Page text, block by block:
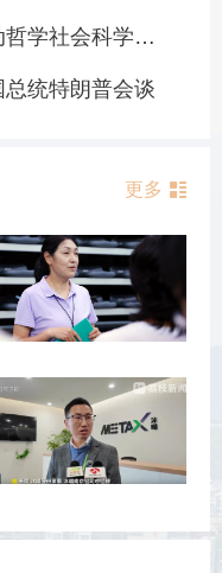
【高层动态】习近平就推动哲学社会科学高质量发展作出重要指示
总统特朗普会谈
更多